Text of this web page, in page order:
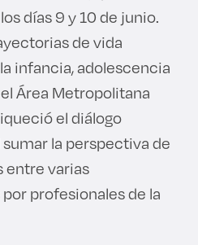
días 9 y 10 de junio.
de vida
infancia, adolescencia
Área Metropolitana
el diálogo
la perspectiva de
entre varias
profesionales de la